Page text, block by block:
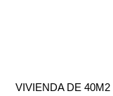
VIVIENDA DE